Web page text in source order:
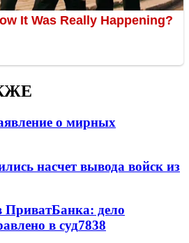
о мирных
насчет вывода войск из
ПриватБанка: дело
в суд7838